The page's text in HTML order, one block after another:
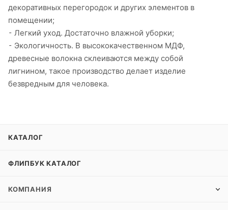
декоративных перегородок и других элементов в
помещении;
⁃ Легкий уход. Достаточно влажной уборки;
⁃ Экологичность. В высококачественном МДФ,
древесные волокна склеиваются между собой
лигнином, такое производство делает изделие
безвредным для человека.
КАТАЛОГ
ФЛИПБУК КАТАЛОГ
КОМПАНИЯ